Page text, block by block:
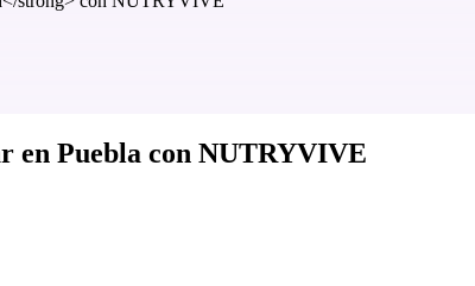
en Puebla con NUTRYVIVE